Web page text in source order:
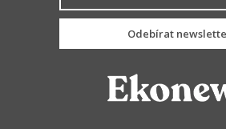
Odebírat